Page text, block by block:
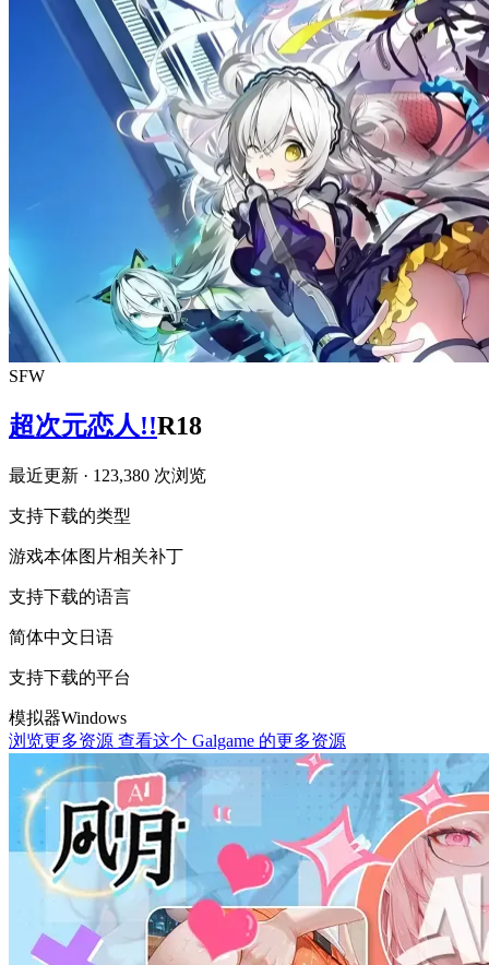
SFW
超次元恋人!!R18
最近更新 · 123,380 次浏览
支持下载的类型
游戏本体图片相关补丁
支持下载的语言
简体中文 日语
支持下载的平台
模拟器Windows
浏览更多资源 查看这个 Galgame 的更多资源